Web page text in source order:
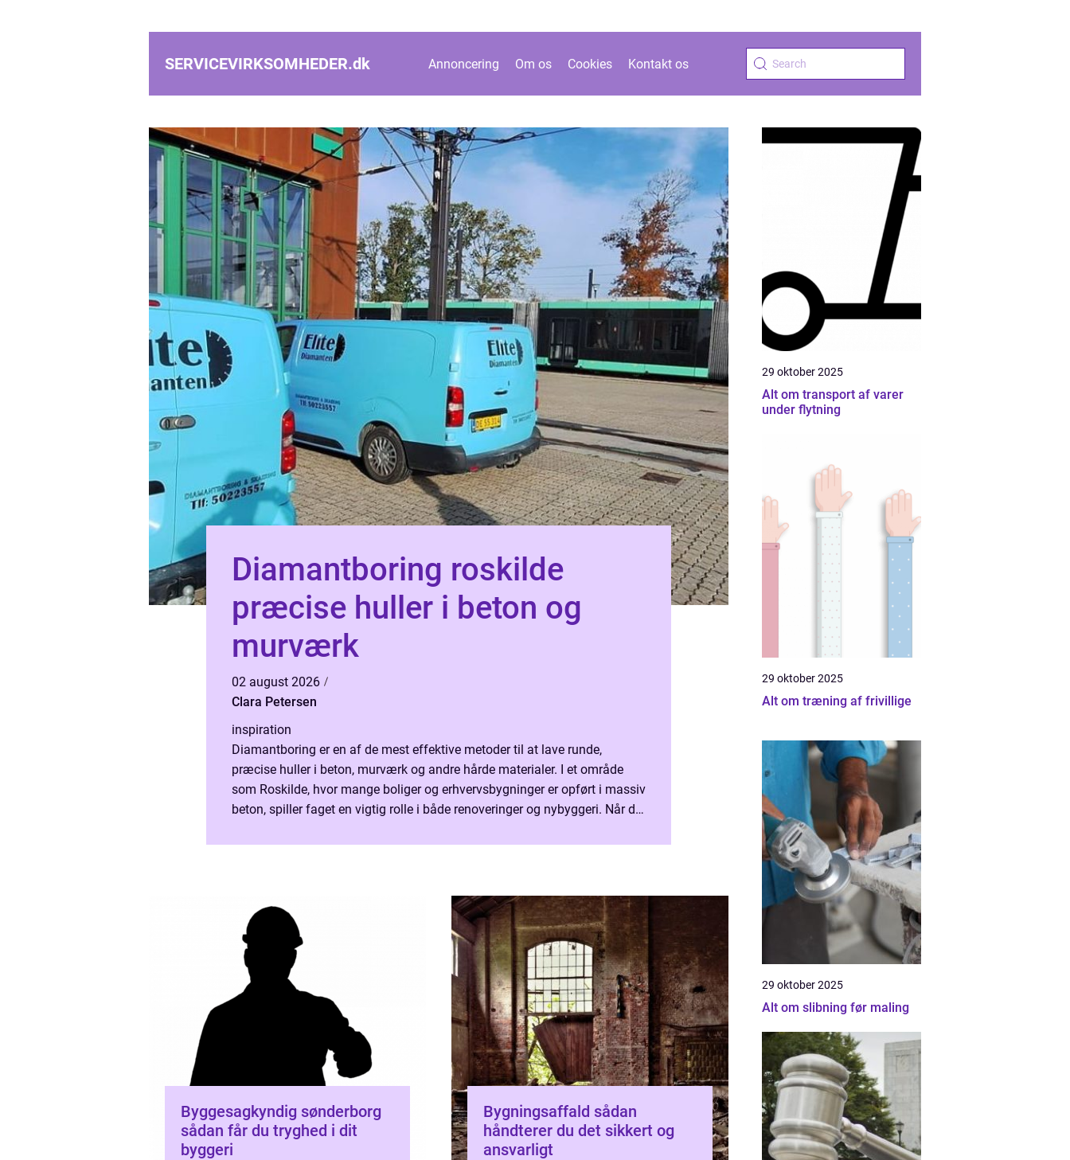
SERVICEVIRKSOMHEDER.dk Annoncering Om os Cookies Kontakt os
Diamantboring roskilde
præcise huller i beton og
murværk
02 august 2026
Clara Petersen
inspiration
Diamantboring er en af de mest effektive metoder til at lave runde,
præcise huller i beton, murværk og andre hårde materialer. I et område
som Roskilde, hvor mange boliger og erhvervsbygninger er opført i massiv
beton, spiller faget en vigtig rolle i både renoveringer og nybyggeri. Når du
Byggesagkyndig sønderborg
sådan får du tryghed i dit
byggeri
Bygningsaffald sådan
håndterer du det sikkert og
ansvarligt
29 oktober 2025
Alt om transport af varer
under flytning
29 oktober 2025
Alt om træning af frivillige
29 oktober 2025
Alt om slibning før maling